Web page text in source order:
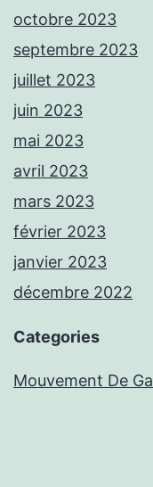
octobre 2023
septembre 2023
juillet 2023
juin 2023
mai 2023
avril 2023
mars 2023
février 2023
janvier 2023
décembre 2022
Categories
Mouvement De